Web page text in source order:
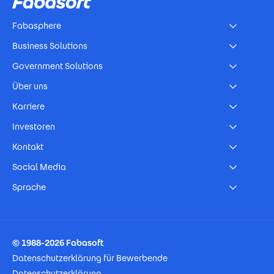
Fabasphere
Business Solutions
Government Solutions
Über uns
Karriere
Investoren
Kontakt
Social Media
Sprache
© 1988-2026 Fabasoft
Datenschutzerklärung für Bewerbende